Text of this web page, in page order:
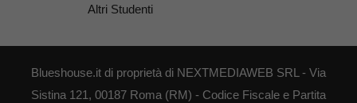
Altri Studenti
Blueshouse.it di proprietà di NEXTMEDIAWEB SRL - Via
Sistina 121, 00187 Roma (RM) - Codice Fiscale e Partita